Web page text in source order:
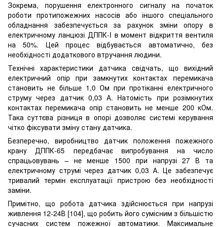
Зокрема, порушення електронного сигналу на початок
роботи протипожежних насосів або іншого спеціального
обладнання забезпечується за рахунок зміни опору в
електричному ланцюзі ДППК-I в момент відкриття вентиля
на 50%. Цей процес відбувається автоматично, без
необхідності додаткового втручання людини.
Технічні характеристики датчика свідчать, що вихідний
електричний опір при замкнутих контактах перемикача
становить не більше 1,0 Ом при протіканні електричного
струму через датчик 0,03 А. Натомість при розімкнутих
контактах перемикача опір становить не менше 200 кОм.
Така суттєва різниця в опорі дозволяє системі керування
чітко фіксувати зміну стану датчика.
Безперечно, виробництво датчик положення пожежного
крану ДППК-65 передбачає випробування на число
спрацьовувань – не менше 1500 при напрузі 27 В та
електричному струмі через датчик 0,03 А. Це забезпечує
тривалий термін експлуатації пристрою без необхідності
заміни.
Примітно, що робота датчика здійснюється при напрузі
живлення 12-24В [104], що робить його сумісним з більшістю
сучасних систем пожежної автоматики. Максимальне